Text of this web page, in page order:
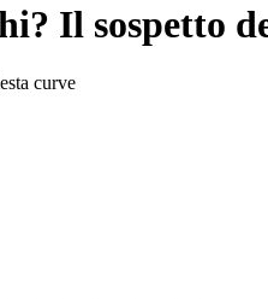
Il sospetto
curve